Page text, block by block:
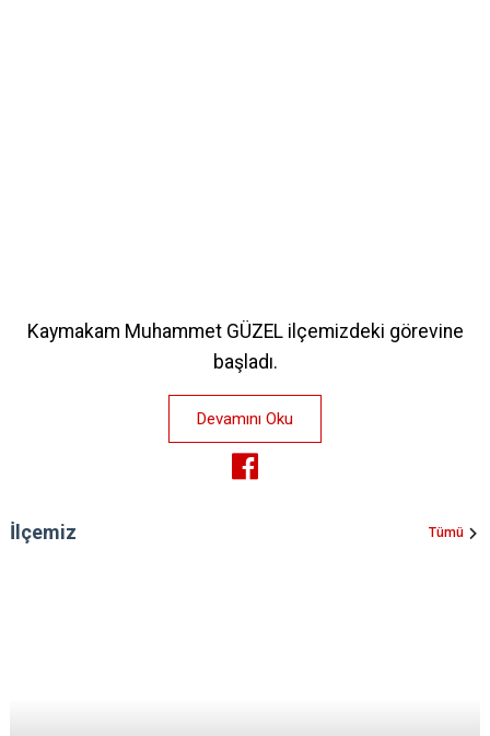
Kaymakam Muhammet GÜZEL ilçemizdeki görevine
başladı.
Devamını Oku
İlçemiz Tümü